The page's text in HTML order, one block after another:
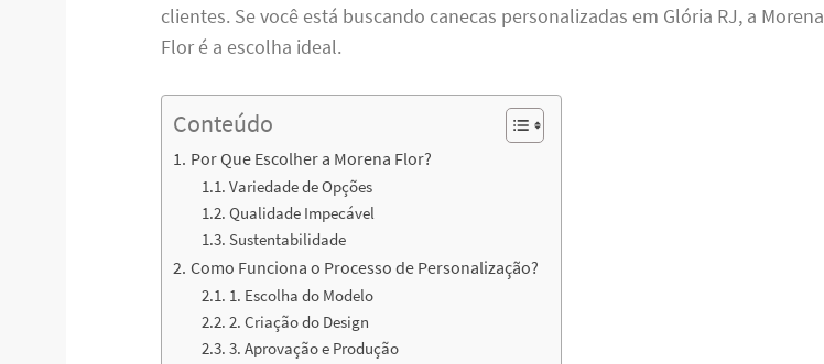
clientes. Se você está buscando canecas personalizadas em Glória RJ, a Morena
Flor é a escolha ideal.
Conteúdo
Por Que Escolher a Morena Flor?
Variedade de Opções
Qualidade Impecável
Sustentabilidade
Como Funciona o Processo de Personalização?
1. Escolha do Modelo
2. Criação do Design
3. Aprovação e Produção